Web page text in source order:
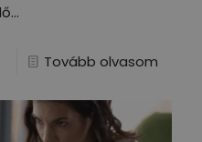
Tovább olvasom